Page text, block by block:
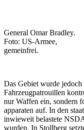
General Omar Bradley.
Foto: US-Armee,
gemeinfrei.
Das Gebiet wurde
Fahrzeugpatrouillen
nur Waffen ein, sondern
apparaten auf. In den
inwieweit belastete
wurden. In Stollberg